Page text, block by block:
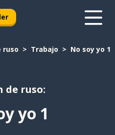
ruso Trabajo No soy yo 1
de ruso:
yo 1